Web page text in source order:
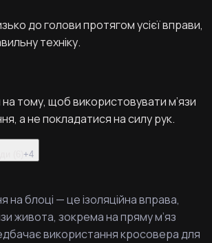
до голови протягом усієї вправи,
техніку.
тому, щоб використовувати м’язи
а не покладатися на силу рук.
+4
на блоці — це ізоляційна вправа,
живота, зокрема на пряму м’яз
використання кросовера для